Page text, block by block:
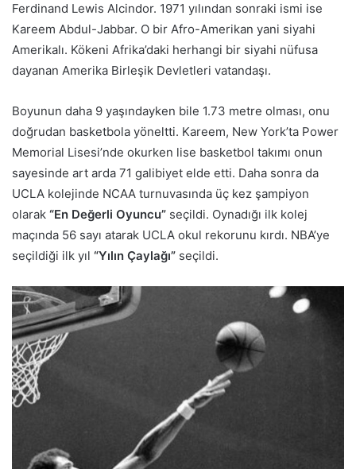
Ferdinand Lewis Alcindor. 1971 yılından sonraki ismi ise
Kareem Abdul-Jabbar. O bir Afro-Amerikan yani siyahi
Amerikalı. Kökeni Afrika’daki herhangi bir siyahi nüfusa
dayanan Amerika Birleşik Devletleri vatandaşı.
Boyunun daha 9 yaşındayken bile 1.73 metre olması, onu
doğrudan basketbola yöneltti. Kareem, New York’ta Power
Memorial Lisesi’nde okurken lise basketbol takımı onun
sayesinde art arda 71 galibiyet elde etti. Daha sonra da
UCLA kolejinde NCAA turnuvasında üç kez şampiyon
olarak “En Değerli Oyuncu” seçildi. Oynadığı ilk kolej
maçında 56 sayı atarak UCLA okul rekorunu kırdı. NBA’ye
seçildiği ilk yıl “Yılın Çaylağı” seçildi.